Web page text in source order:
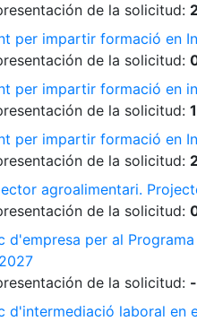
de la solicitud:
per impartir formació en
de la solicitud:
per impartir formació en
de la solicitud:
per impartir formació en
de la solicitud:
agroalimentari.
de la solicitud:
d'empresa per al
de la solicitud:
d'intermediació laboral en